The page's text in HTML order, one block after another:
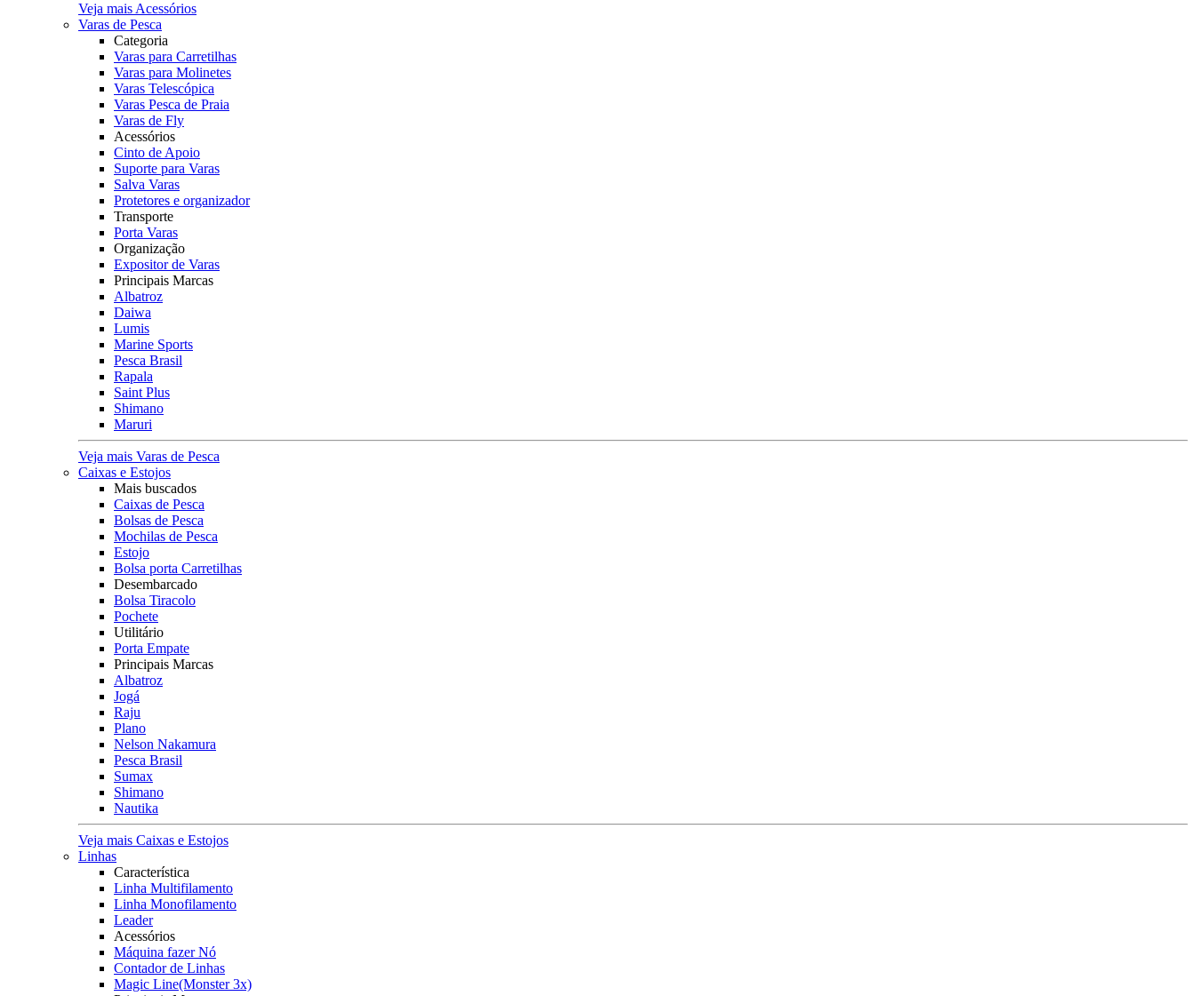
Veja mais Acessórios
Varas de Pesca
Categoria
Varas para Carretilhas
Varas para Molinetes
Varas Telescópica
Varas Pesca de Praia
Varas de Fly
Acessórios
Cinto de Apoio
Suporte para Varas
Salva Varas
Protetores e organizador
Transporte
Porta Varas
Organização
Expositor de Varas
Principais Marcas
Albatroz
Daiwa
Lumis
Marine Sports
Pesca Brasil
Rapala
Saint Plus
Shimano
Maruri
Veja mais Varas de Pesca
Caixas e Estojos
Mais buscados
Caixas de Pesca
Bolsas de Pesca
Mochilas de Pesca
Estojo
Bolsa porta Carretilhas
Desembarcado
Bolsa Tiracolo
Pochete
Utilitário
Porta Empate
Principais Marcas
Albatroz
Jogá
Raju
Plano
Nelson Nakamura
Pesca Brasil
Sumax
Shimano
Nautika
Veja mais Caixas e Estojos
Linhas
Característica
Linha Multifilamento
Linha Monofilamento
Leader
Acessórios
Máquina fazer Nó
Contador de Linhas
Magic Line(Monster 3x)